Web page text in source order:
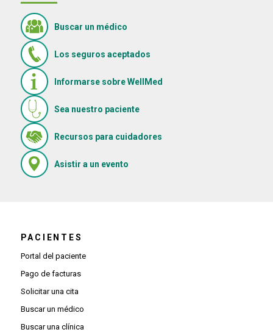
Buscar un médico
Los seguros aceptados
Informarse sobre WellMed
Sea nuestro paciente
Recursos para cuidadores(Se abre en una ventana
Asistir a un evento(Se abre en una ventana nueva)
PACIENTES
Portal del paciente
Pago de facturas
Solicitar una cita
Buscar un médico
Buscar una clínica